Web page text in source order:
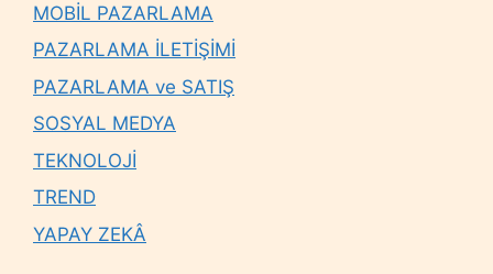
MOBİL PAZARLAMA
PAZARLAMA İLETİŞİMİ
PAZARLAMA ve SATIŞ
SOSYAL MEDYA
TEKNOLOJİ
TREND
YAPAY ZEKÂ